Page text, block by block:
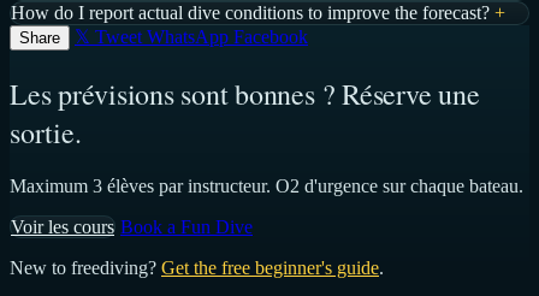
How do I report actual dive conditions to improve the forecast? +
Share 𝕏 Tweet WhatsApp Facebook
Les prévisions sont bonnes ? Réserve une
sortie.
Maximum 3 élèves par instructeur. O2 d'urgence sur chaque bateau.
Voir les cours Book a Fun Dive
New to freediving? Get the free beginner's guide.